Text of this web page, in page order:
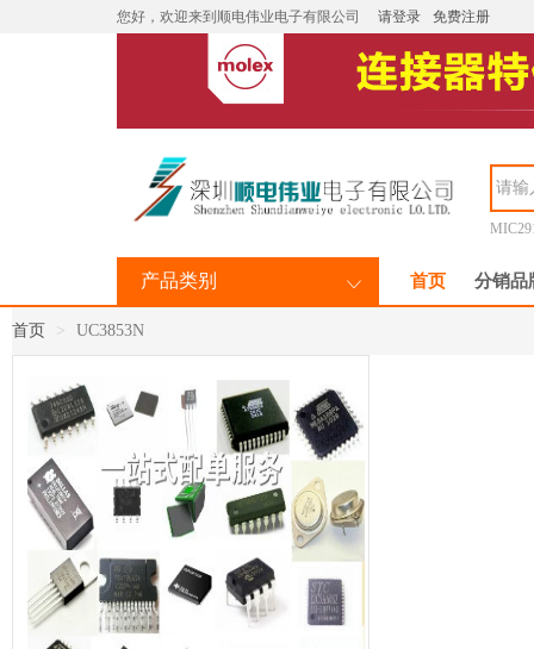
您好，欢迎来到顺电伟业电子有限公司 请登录 免费注册
产品类别 首页 分销品
首页 UC3853N